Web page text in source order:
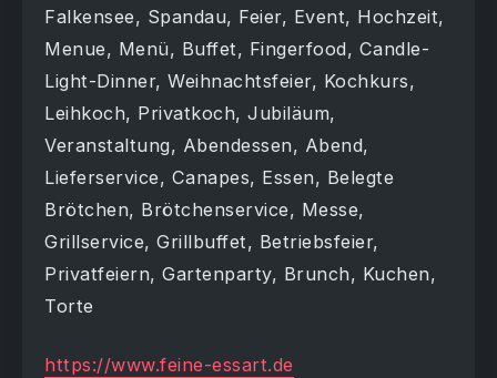
Falkensee, Spandau, Feier, Event, Hochzeit,
Menue, Menü, Buffet, Fingerfood, Candle-
Light-Dinner, Weihnachtsfeier, Kochkurs,
Leihkoch, Privatkoch, Jubiläum,
Veranstaltung, Abendessen, Abend,
Lieferservice, Canapes, Essen, Belegte
Brötchen, Brötchenservice, Messe,
Grillservice, Grillbuffet, Betriebsfeier,
Privatfeiern, Gartenparty, Brunch, Kuchen,
Torte
https://www.feine-essart.de